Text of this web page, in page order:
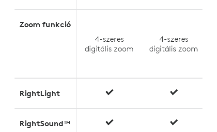
Zoom funkció
4-szeres
digitális zoom
4-szeres
digitális zoom
RightLight
RightSound™